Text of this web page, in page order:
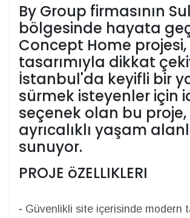
By Group firmasının
bölgesinde hayata
Concept Home
tasarımıyla dikkat
İstanbul'da keyifli bir
sürmek isteyenler için
seçenek olan bu proje,
ayrıcalıklı yaşam
sunuyor.
PROJE öZELLIKLERI
- Güvenlikli site içerisinde modern